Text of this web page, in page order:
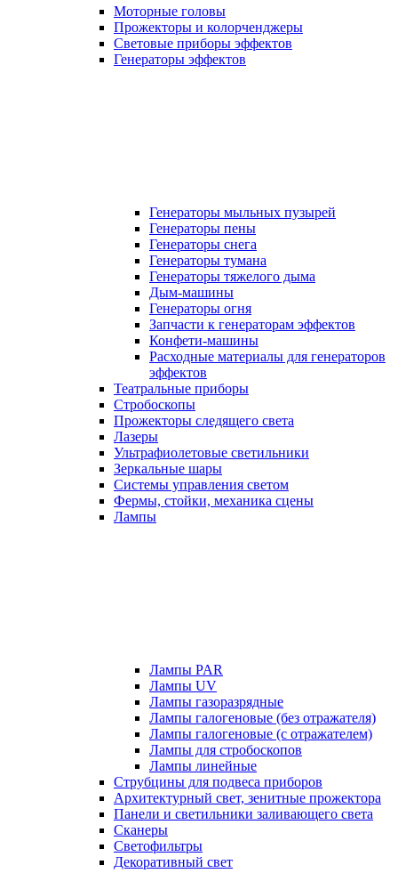
Моторные головы
Прожекторы и колорченджеры
Световые приборы эффектов
Генераторы эффектов
Генераторы мыльных пузырей
Генераторы пены
Генераторы снега
Генераторы тумана
Генераторы тяжелого дыма
Дым-машины
Генераторы огня
Запчасти к генераторам эффектов
Конфети-машины
Расходные материалы для генераторов
эффектов
Театральные приборы
Стробоскопы
Прожекторы следящего света
Лазеры
Ультрафиолетовые светильники
Зеркальные шары
Системы управления светом
Фермы, стойки, механика сцены
Лампы
Лампы PAR
Лампы UV
Лампы газоразрядные
Лампы галогеновые (без отражателя)
Лампы галогеновые (с отражателем)
Лампы для стробоскопов
Лампы линейные
Струбцины для подвеса приборов
Архитектурный свет, зенитные прожектора
Панели и светильники заливающего света
Сканеры
Светофильтры
Декоративный свет